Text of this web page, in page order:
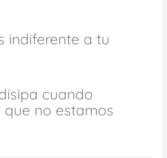
indiferente a tu
cuando
no estamos